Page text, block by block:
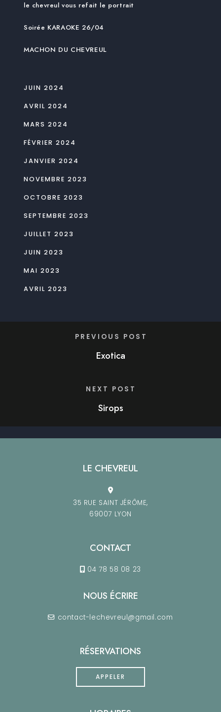
le chevreul vous refait le portrait
Soirée KARAOKE 26/04
MACHON DU CHEVREUL
JUIN 2024
AVRIL 2024
MARS 2024
FÉVRIER 2024
JANVIER 2024
NOVEMBRE 2023
OCTOBRE 2023
SEPTEMBRE 2023
JUILLET 2023
JUIN 2023
MAI 2023
AVRIL 2023
PREVIOUS POST
Exotica
NEXT POST
Sirops
LE CHEVREUL
35 RUE SAINT JÉRÔME,
69007 LYON
CONTACT
04 78 58 08 23
NOUS ÉCRIRE
contact-lechevreul@gmail.com
RÉSERVATIONS
APPELER